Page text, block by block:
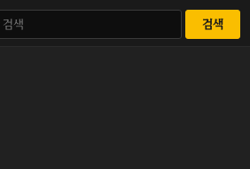
검색